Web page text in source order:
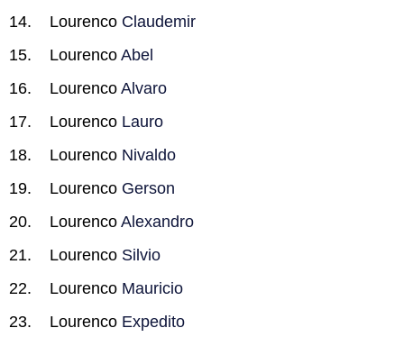
Lourenco Claudemir
Lourenco Abel
Lourenco Alvaro
Lourenco Lauro
Lourenco Nivaldo
Lourenco Gerson
Lourenco Alexandro
Lourenco Silvio
Lourenco Mauricio
Lourenco Expedito